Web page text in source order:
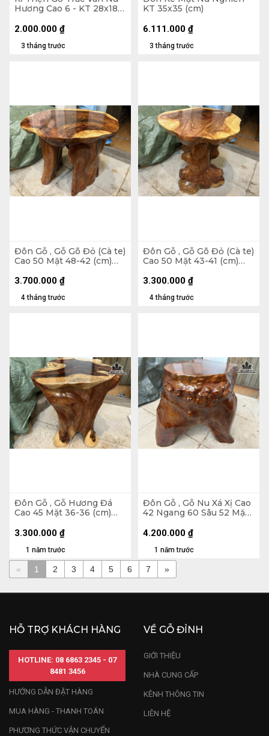
Hương Cao 6 - KT 28x18
3 tháng trước
2.000.000 ₫
KT 35x35 (cm)
3 tháng trước
6.111.000 ₫
Đôn Gỗ , Gỗ Gõ Đỏ (Cà te)
Cao 50 Mặt 48-42 (cm)
4 tháng trước
3.700.000 ₫
Đôn Gỗ , Gỗ Gõ Đỏ (Cà te)
Cao 50 Mặt 43-41 (cm)
4 tháng trước
3.300.000 ₫
Đôn Gỗ , Gỗ Hương Đá
Cao 45 Mặt 36-36 (cm)
1 năm trước
3.300.000 ₫
Đôn Gỗ , Gỗ Nu Xá Xị Cao
42 Ngang 60 Sâu 52 Mặt
1 năm trước
4.200.000 ₫
« 1 2 3 4 5 6 7 »
HỖ TRỢ KHÁCH HÀNG
HOTLINE: 08 6863 2345 - 07
8481 3456
HƯỚNG DẪN ĐẶT HÀNG
MUA HÀNG - THANH TOÁN
PHƯƠNG THỨC VẬN CHUYỂN
VỀ GỖ ĐỈNH
GIỚI THIỆU
NHÀ CUNG CẤP
KÊNH THÔNG TIN
LIÊN HỆ